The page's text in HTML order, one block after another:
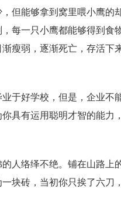
但能够拿到窝里喂小鹰的
每一只小鹰都能够得到食
瘦弱，逐渐死亡，存活下
于好学校，但是，企业不
具有运用聪明才智的能力
人络绎不绝。铺在山路上
块砖，当初你只挨了六刀